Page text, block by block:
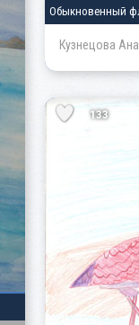
Обыкновенный
Кузнецова
133